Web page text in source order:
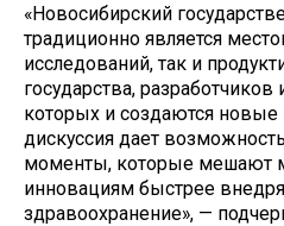
«Новосибирский
традиционно является
исследований, так и
государства, разработчиков
которых и создаются новые
дискуссия дает
моменты, которые мешают
инновациям быстрее
здравоохранение», —